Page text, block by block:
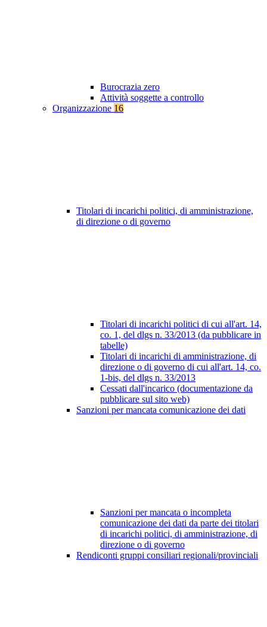
Burocrazia zero
Attività soggette a controllo
Organizzazione 16
Titolari di incarichi politici, di amministrazione,
di direzione o di governo
Titolari di incarichi politici di cui all'art. 14,
co. 1, del dlgs n. 33/2013 (da pubblicare in
tabelle)
Titolari di incarichi di amministrazione, di
direzione o di governo di cui all'art. 14, co.
1-bis, del dlgs n. 33/2013
Cessati dall'incarico (documentazione da
pubblicare sul sito web)
Sanzioni per mancata comunicazione dei dati
Sanzioni per mancata o incompleta
comunicazione dei dati da parte dei titolari
di incarichi politici, di amministrazione, di
direzione o di governo
Rendiconti gruppi consiliari regionali/provinciali